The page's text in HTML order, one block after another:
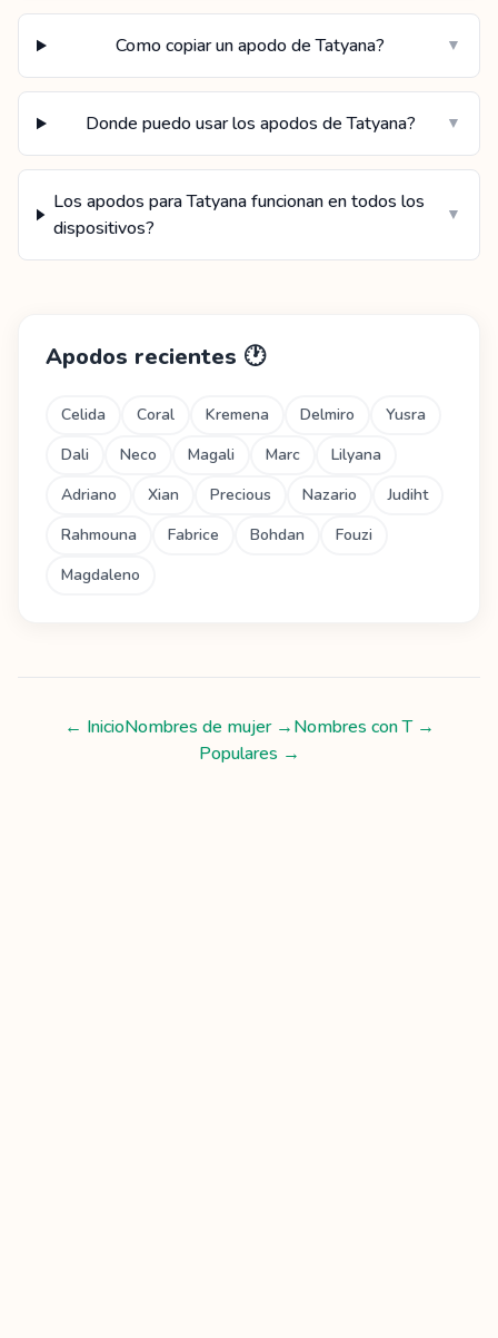
Como copiar un apodo de Tatyana? ▼
Donde puedo usar los apodos de Tatyana? ▼
Los apodos para Tatyana funcionan en todos los
dispositivos?
▼
Apodos recientes 🕐
Celida Coral Kremena Delmiro
Yusra
Dali
Neco Magali Marc
Lilyana
Adriano
Xian Precious Nazario
Judiht
Rahmouna
Fabrice Bohdan
Fouzi
Magdaleno
← InicioNombres de mujer→Nombres conT→
Populares →